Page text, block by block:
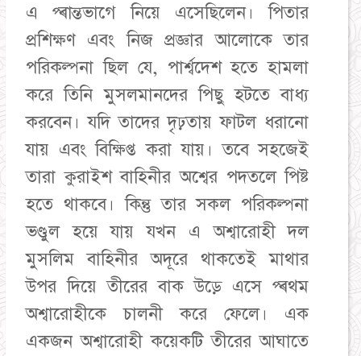
এ প্ৰান্তভাগে নিয়ে এসেছিলেন। পিতার
প্রশিক্ষণ এবং নিজ প্রজ্ঞার আলোকে তার
পরিকল্পনা ছিল যে, পার্শ্বদেশ হতে হামলা
করে তিনি মুসলমানদের পিছু হটতে বাধ্য
করবেন। যদি তাদের দৃঢ়তায় ফাটল ধরানাে
যায় এবং বিক্ষিপ্ত করা যায়। তবে সহজেই
তারা কুরাইশ বাহিনীর অশ্বের পদতলে পিষ্ট
হতে থাকবে। কিন্তু তার সকল পরিকল্পনা
ভণ্ডুল হয়ে যায় যখন এ অশ্বারোহী দল
মুসলিম বাহিনীর অদূরে থাকতেই মাথার
উপর দিয়ে তীরের বাক উড়ে এসে প্ৰথম
অশ্বারোহীকে চালনী করে ফেলে। এক
একজন অশ্বারোহী কয়েকটি তীরের আঘাতে